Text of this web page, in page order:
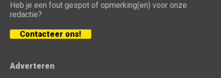
Heb je een fout gespot of opmerking(en) voor onze
redactie?
Contacteer ons!
Adverteren